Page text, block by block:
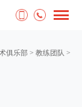
俱乐部 > 教练团队 >